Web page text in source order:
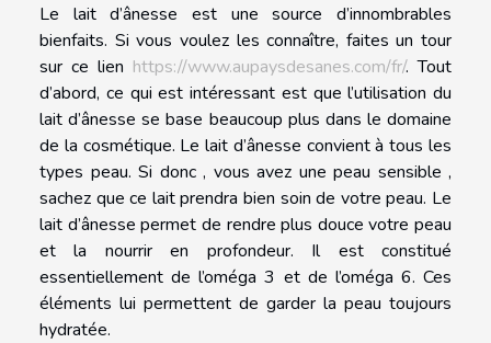
Le lait d’ânesse est une source d’innombrables
bienfaits. Si vous voulez les connaître, faites un tour
sur ce lien https://www.aupaysdesanes.com/fr/. Tout
d’abord, ce qui est intéressant est que l’utilisation du
lait d’ânesse se base beaucoup plus dans le domaine
de la cosmétique. Le lait d’ânesse convient à tous les
types peau. Si donc , vous avez une peau sensible ,
sachez que ce lait prendra bien soin de votre peau. Le
lait d’ânesse permet de rendre plus douce votre peau
et la nourrir en profondeur. Il est constitué
essentiellement de l’oméga 3 et de l’oméga 6. Ces
éléments lui permettent de garder la peau toujours
hydratée.